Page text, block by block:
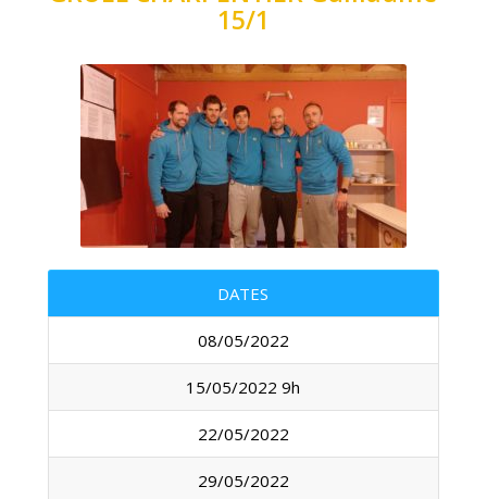
15/1
DATES
08/05/2022
15/05/2022 9h
22/05/2022
29/05/2022